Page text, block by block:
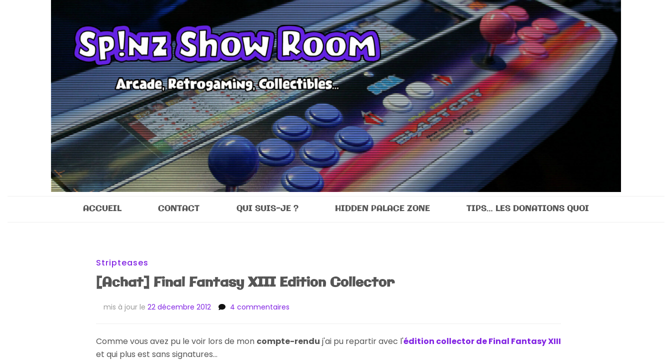
Sp!nz Show Room
ACCUEIL CONTACT QUI SUIS-JE ? HIDDEN PALACE ZONE TIPS… LES DONATIONS QUOI
Stripteases
[Achat] Final Fantasy XIII Edition Collector
mis à jour le 22 décembre 2012 4 commentaires
Fantasy
Comme vous avez pu le voir lors de mon compte-rendu j'ai pu repartir avec l'édition collector de Final Fantasy XIII
et qui plus est sans signatures...